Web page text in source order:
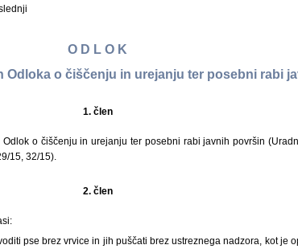
O D L O K
Odloka o čiščenju in urejanju ter posebni rabi
1. člen
o čiščenju in urejanju ter posebni rabi javnih površin
15, 32/15).
2. člen
pse brez vrvice in jih puščati brez ustreznega nadzora, kot je